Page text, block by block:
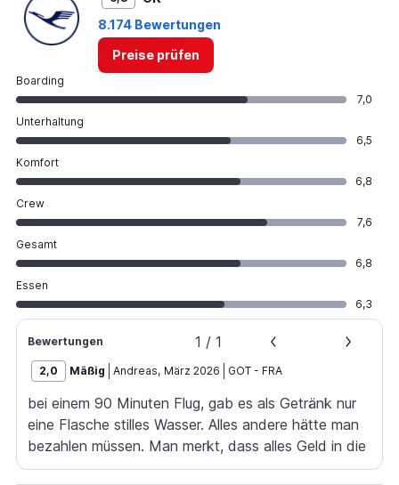
8.174 Bewertungen
Preise prüfen
Boarding
7,0
Unterhaltung
6,5
Komfort
6,8
Crew
7,6
Gesamt
6,8
Essen
6,3
Bewertungen 1 / 1
2,0 Mäßig Andreas, März 2026 GOT - FRA
bei einem 90 Minuten Flug, gab es als Getränk nur
eine Flasche stilles Wasser. Alles andere hätte man
bezahlen müssen. Man merkt, dass alles Geld in die
Gehaltserhöhungen von Crew und Piloten gesteckt